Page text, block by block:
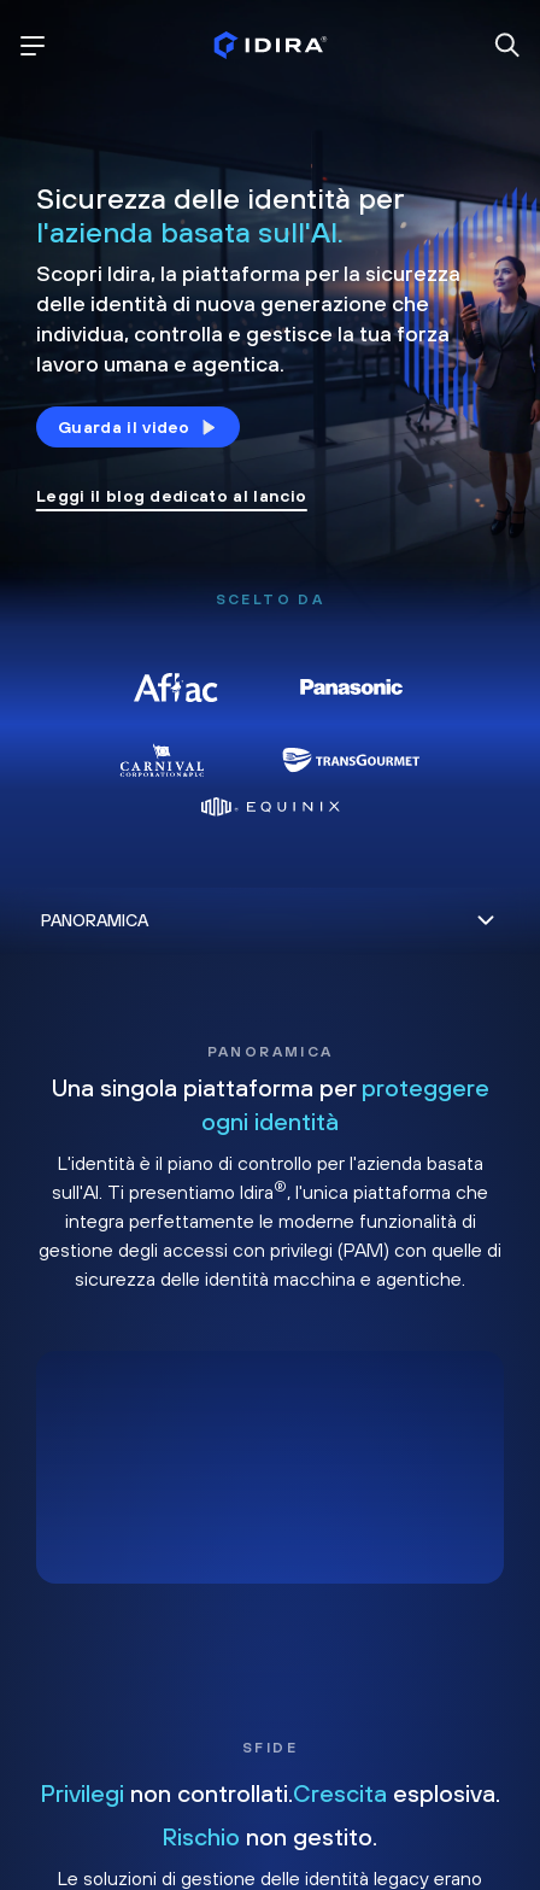
Sicurezza delle identità per
l'azienda basata sull'AI.
Scopri Idira, la piattaforma per la sicurezza
delle identità di nuova generazione che
individua, controlla e gestisce la tua forza
lavoro umana e agentica.
Guarda il video
Leggi il blog dedicato al lancio
SCELTO DA
PANORAMICA
Una singola piattaforma per proteggere
ogni identità
L'identità è il piano di controllo per l'azienda basata
sull'AI. Ti presentiamo Idira®, l'unica piattaforma che
integra perfettamente le moderne funzionalità di
gestione degli accessi con privilegi (PAM) con quelle di
sicurezza delle identità macchina e agentiche.
SFIDE
Privilegi non controllati. Crescita esplosiva.
Rischio non gestito.
Le soluzioni di gestione delle identità legacy erano